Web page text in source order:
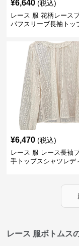
¥6,640 (税込)
レース 服 花柄レース
パフスリーブ長袖トッ
¥6,470 (税込)
レース 服 レース長袖
手トップスシャツレデ
レース 服ボトムス